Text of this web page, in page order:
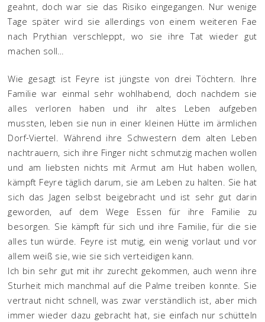
geahnt, doch war sie das Risiko eingegangen. Nur wenige
Tage später wird sie allerdings von einem weiteren Fae
nach Prythian verschleppt, wo sie ihre Tat wieder gut
machen soll…
Wie gesagt ist Feyre ist jüngste von drei Töchtern. Ihre
Familie war einmal sehr wohlhabend, doch nachdem sie
alles verloren haben und ihr altes Leben aufgeben
mussten, leben sie nun in einer kleinen Hütte im ärmlichen
Dorf-Viertel. Während ihre Schwestern dem alten Leben
nachtrauern, sich ihre Finger nicht schmutzig machen wollen
und am liebsten nichts mit Armut am Hut haben wollen,
kämpft Feyre täglich darum, sie am Leben zu halten. Sie hat
sich das Jagen selbst beigebracht und ist sehr gut darin
geworden, auf dem Wege Essen für ihre Familie zu
besorgen. Sie kämpft für sich und ihre Familie, für die sie
alles tun würde. Feyre ist mutig, ein wenig vorlaut und vor
allem weiß sie, wie sie sich verteidigen kann.
Ich bin sehr gut mit ihr zurecht gekommen, auch wenn ihre
Sturheit mich manchmal auf die Palme treiben konnte. Sie
vertraut nicht schnell, was zwar verständlich ist, aber mich
immer wieder dazu gebracht hat, sie einfach nur schütteln